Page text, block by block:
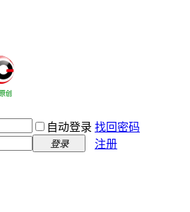
自动登录 找回密码
登录 注册